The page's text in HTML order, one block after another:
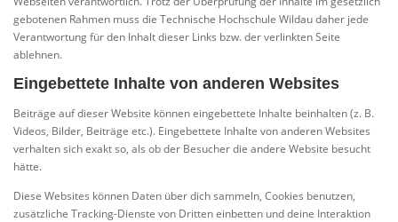
gebotenen Rahmen muss die Technische Hochschule Wildau daher jede
Verantwortung für den Inhalt dieser Links bzw. der verlinkten Seite
ablehnen.
Eingebettete Inhalte von anderen Websites
Beiträge auf dieser Website können eingebettete Inhalte beinhalten (z. B.
Videos, Bilder, Beiträge etc.). Eingebettete Inhalte von anderen Websites
verhalten sich exakt so, als ob der Besucher die andere Website besucht
hätte.
Diese Websites können Daten über dich sammeln, Cookies benutzen,
zusätzliche Tracking-Dienste von Dritten einbetten und deine Interaktion